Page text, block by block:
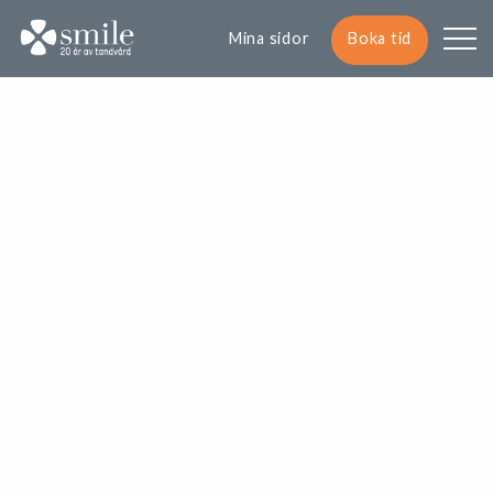
Mina sidor Boka tid